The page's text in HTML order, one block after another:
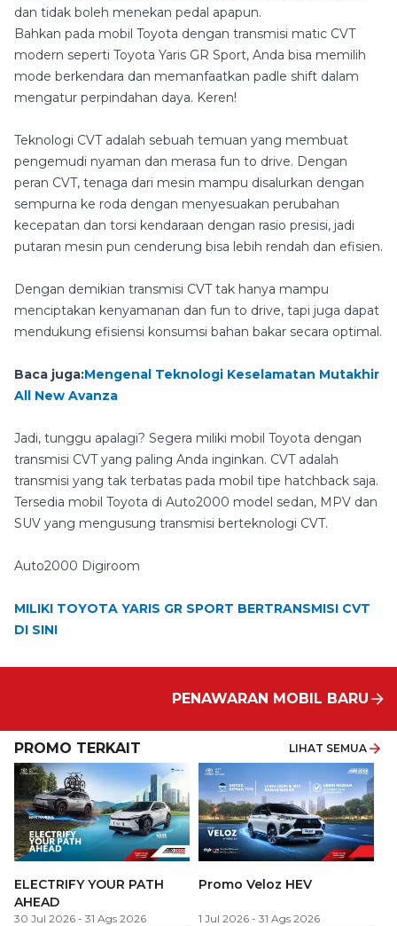
dan tidak boleh menekan pedal apapun.
Bahkan pada mobil Toyota dengan transmisi matic CVT
modern seperti Toyota Yaris GR Sport, Anda bisa memilih
mode berkendara dan memanfaatkan padle shift dalam
mengatur perpindahan daya. Keren!
Teknologi CVT adalah sebuah temuan yang membuat
pengemudi nyaman dan merasa fun to drive. Dengan
peran CVT, tenaga dari mesin mampu disalurkan dengan
sempurna ke roda dengan menyesuakan perubahan
kecepatan dan torsi kendaraan dengan rasio presisi, jadi
putaran mesin pun cenderung bisa lebih rendah dan efisien.
Dengan demikian transmisi CVT tak hanya mampu
menciptakan kenyamanan dan fun to drive, tapi juga dapat
mendukung efisiensi konsumsi bahan bakar secara optimal.
Baca juga:Mengenal Teknologi Keselamatan Mutakhir
All New Avanza
Jadi, tunggu apalagi? Segera miliki mobil Toyota dengan
transmisi CVT yang paling Anda inginkan. CVT adalah
transmisi yang tak terbatas pada mobil tipe hatchback saja.
Tersedia mobil Toyota di Auto2000 model sedan, MPV dan
SUV yang mengusung transmisi berteknologi CVT.
Auto2000 Digiroom
MILIKI TOYOTA YARIS GR SPORT BERTRANSMISI CVT
DI SINI
PENAWARAN MOBIL BARU
PROMO TERKAIT LIHAT SEMUA
ELECTRIFY YOUR PATH
AHEAD
30 Jul 2026 - 31 Ags 2026
Promo Veloz HEV
1 Jul 2026 - 31 Ags 2026